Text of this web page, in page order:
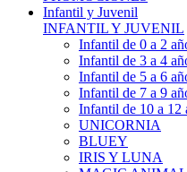
Infantil y Juvenil
INFANTIL Y JUVENIL
Infantil de 0 a 2
Infantil de 3 a 4
Infantil de 5 a 6
Infantil de 7 a 9
Infantil de 10 a 12
UNICORNIA
BLUEY
IRIS Y LUNA